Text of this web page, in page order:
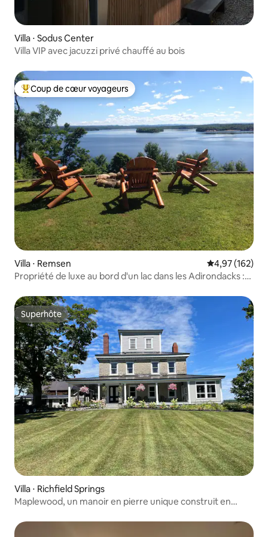
Villa ⋅ Sodus Center
Villa VIP avec jacuzzi privé chauffé au bois
Coups de cœur voyageurs les plus appréciés
Coup de cœur voyageurs
Villa ⋅ Remsen Évaluation
4,97 (162)
Propriété de luxe au bord d'un lac dans les Adirondacks :
Superhôte
Superhôte
Villa ⋅ Richfield Springs
Maplewood, un manoir en pierre unique construit en